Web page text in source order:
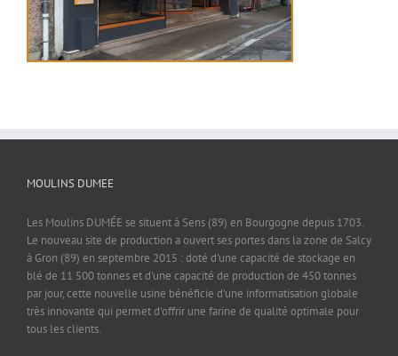
MOULINS DUMEE
Les Moulins DUMÉE se situent à Sens (89) en Bourgogne depuis 1703.
Le nouveau site de production a ouvert ses portes dans la zone de Salcy
à Gron (89) en septembre 2015 : doté d'une capacité de stockage en
blé de 11 500 tonnes et d'une capacité de production de 450 tonnes
par jour, cette nouvelle usine bénéficie d'une informatisation globale
très innovante qui permet d'offrir une farine de qualité optimale pour
tous les clients.